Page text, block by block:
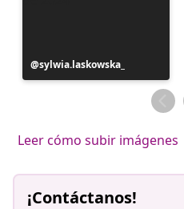
Publicación
realizada
sylwia.laskowska_
Leer cómo subir imágenes
¡Contáctanos!